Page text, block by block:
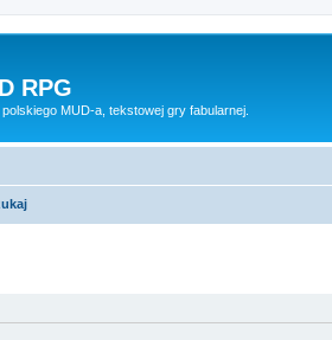
RPG
MUD-a, tekstowej gry fabularnej.